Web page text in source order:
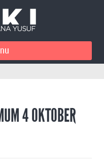
4 OKTOBER